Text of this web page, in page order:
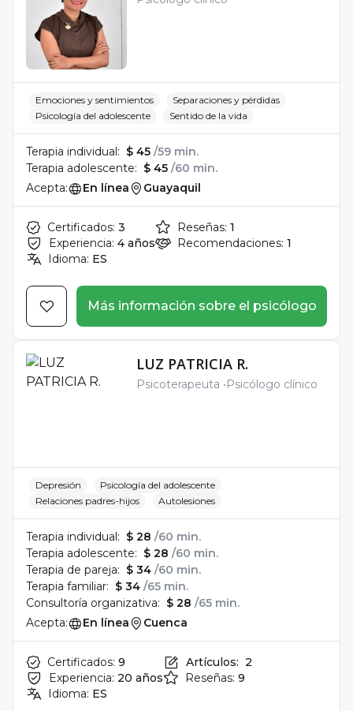
Emociones y sentimientos
Separaciones y pérdidas
Psicología del adolescente
Sentido de la vida
Terapia individual: $ 45 /59 min.
Terapia adolescente: $ 45 /60 min.
Acepta:
En línea Guayaquil
Certificados: 3
Experiencia: 4 años
Idioma: ES
Reseñas: 1
Recomendaciones: 1
Más información sobre el psicólogo
LUZ PATRICIA R.
Psicoterapeuta Psicólogo clínico
Depresión
Psicología del adolescente
Relaciones padres-hijos
Autolesiones
Terapia individual: $ 28 /60 min.
Terapia adolescente: $ 28 /60 min.
Terapia de pareja: $ 34 /60 min.
Terapia familiar: $ 34 /65 min.
Consultoría organizativa: $ 28 /65 min.
Acepta:
En línea Cuenca
Certificados: 9
Experiencia: 20 años
Idioma: ES
Artículos: 2
Reseñas: 9